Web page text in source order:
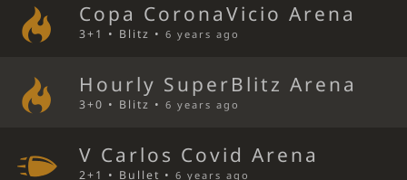
Copa CoronaVicio Arena
3+1 • Blitz •6 years ago
Hourly SuperBlitz Arena
3+0 • Blitz •6 years ago
V Carlos Covid Arena
2+1 • Bullet •6 years ago